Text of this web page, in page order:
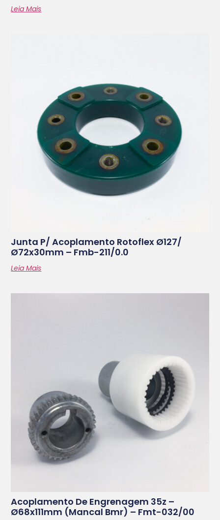
Leia Mais
Junta P/ Acoplamento Rotoflex Ø127/
Ø72x30mm – Fmb-211/0.0
Leia Mais
Acoplamento De Engrenagem 35z –
Ø68x111mm (mancal Bmr) – Fmt-032/00